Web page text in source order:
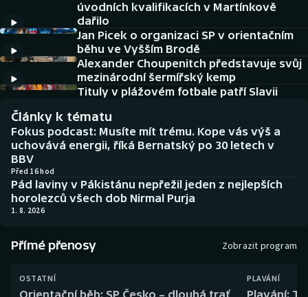
DALŠÍ SPORTY
Americký fotbal
Baseball a softbal
Basketbal
Biatlon
Boby a skeleton
Box
Curling
NEPŘEHLÉDNĚTE
Soutěže
Historické návraty
Aplikace ČT sport
AZ kvíz
úvodních kvalifikacích v Martínkově
dařilo
Jan Picek o organizaci SP v orientačním
běhu ve Vyšším Brodě
Alexander Choupenitch představuje svůj
mezinárodní šermířský kemp
Tituly v plážovém fotbale patří Slavii
Články k tématu
Fokus podcast: Musíte mít trému. Kope vás výš a
uchovává energii, říká Bernatský po 30 letech v
BBV
Před 16 hod
Pád laviny v Pákistánu nepřežil jeden z nejlepších
horolezců všech dob Nirmal Purja
1. 8. 2026
Přímé přenosy Zobrazit program
OSTATNÍ
Orientační běh: SP Česko – dlouhá trať
PLAVÁNÍ
Plavání: